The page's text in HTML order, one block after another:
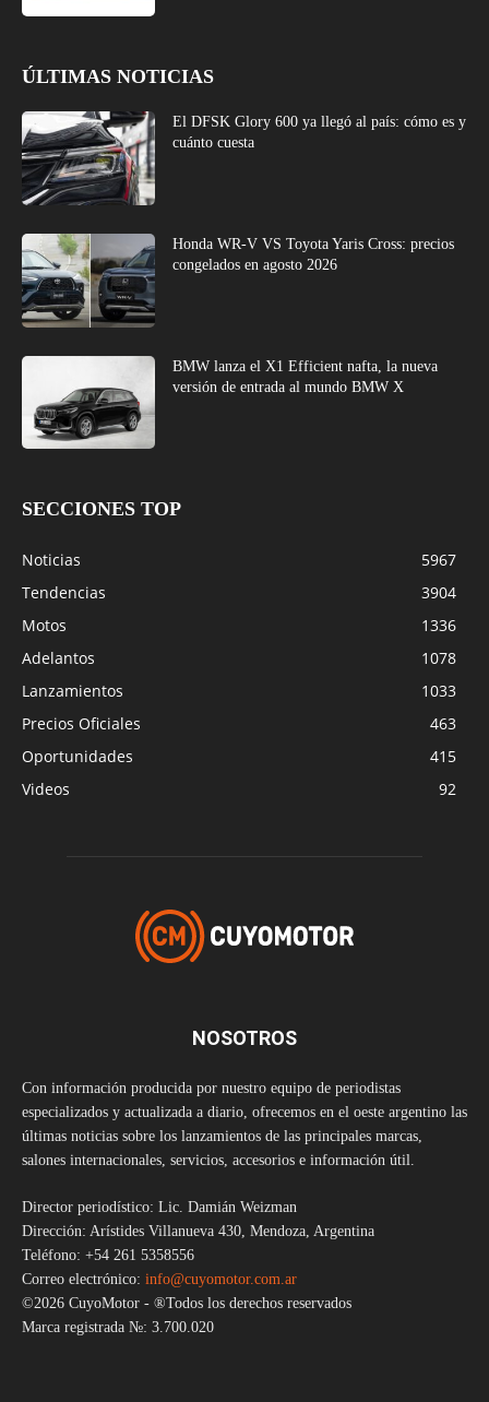
ÚLTIMAS NOTICIAS
El DFSK Glory 600 ya llegó al país: cómo es y
cuánto cuesta
Honda WR-V VS Toyota Yaris Cross: precios
congelados en agosto 2026
BMW lanza el X1 Efficient nafta, la nueva
versión de entrada al mundo BMW X
SECCIONES TOP
Noticias
5967
Tendencias
3904
Motos
1336
Adelantos
1078
Lanzamientos
1033
Precios Oficiales
463
Oportunidades
415
Videos
92
NOSOTROS
Con información producida por nuestro equipo de periodistas
especializados y actualizada a diario, ofrecemos en el oeste argentino las
últimas noticias sobre los lanzamientos de las principales marcas,
salones internacionales, servicios, accesorios e información útil.
Director periodístico: Lic. Damián Weizman
Dirección: Arístides Villanueva 430, Mendoza, Argentina
Teléfono: +54 261 5358556
Correo electrónico: info@cuyomotor.com.ar
©2026 CuyoMotor - ®Todos los derechos reservados
Marca registrada №: 3.700.020